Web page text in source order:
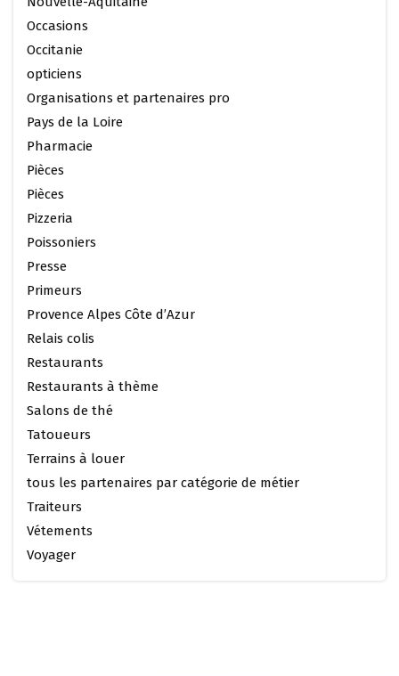
Occasions
Occitanie
opticiens
Organisations et partenaires pro
Pays de la Loire
Pharmacie
Pièces
Pièces
Pizzeria
Poissoniers
Presse
Primeurs
Provence Alpes Côte d’Azur
Relais colis
Restaurants
Restaurants à thème
Salons de thé
Tatoueurs
Terrains à louer
tous les partenaires par catégorie de métier
Traiteurs
Vétements
Voyager